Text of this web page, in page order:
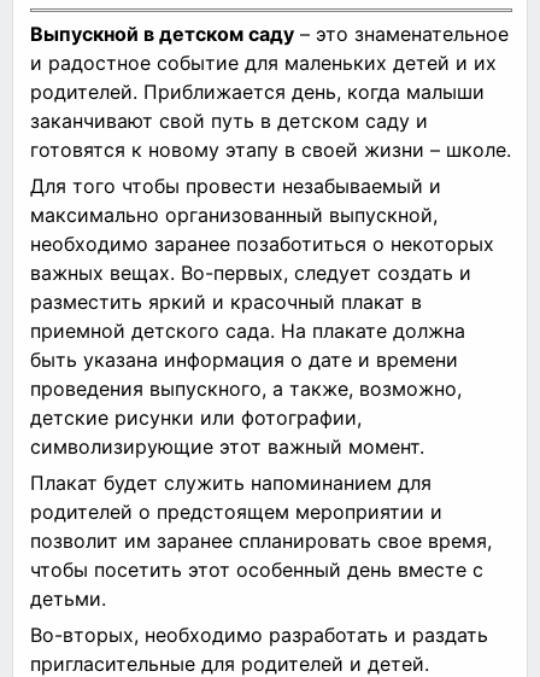
Выпускной в детском саду – это знаменательное
и радостное событие для маленьких детей и их
родителей. Приближается день, когда малыши
заканчивают свой путь в детском саду и
готовятся к новому этапу в своей жизни – школе.
Для того чтобы провести незабываемый и
максимально организованный выпускной,
необходимо заранее позаботиться о некоторых
важных вещах. Во-первых, следует создать и
разместить яркий и красочный плакат в
приемной детского сада. На плакате должна
быть указана информация о дате и времени
проведения выпускного, а также, возможно,
детские рисунки или фотографии,
символизирующие этот важный момент.
Плакат будет служить напоминанием для
родителей о предстоящем мероприятии и
позволит им заранее спланировать свое время,
чтобы посетить этот особенный день вместе с
детьми.
Во-вторых, необходимо разработать и раздать
пригласительные для родителей и детей.